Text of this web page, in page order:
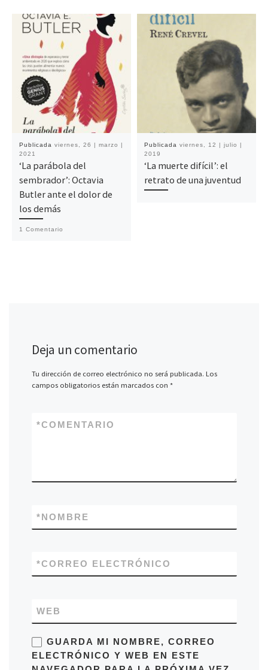
Publicada viernes, 26 | marzo |
2021
‘La parábola del
sembrador’: Octavia
Butler ante el dolor de
los demás
1 Comentario
Publicada viernes, 12 | julio |
2019
‘La muerte difícil’: el
retrato de una juventud
Deja un comentario
Tu dirección de correo electrónico no será publicada. Los
campos obligatorios están marcados con *
COMENTARIO
*
NOMBRE
*
CORREO ELECTRÓNICO
*
WEB
GUARDA MI NOMBRE, CORREO
ELECTRÓNICO Y WEB EN ESTE